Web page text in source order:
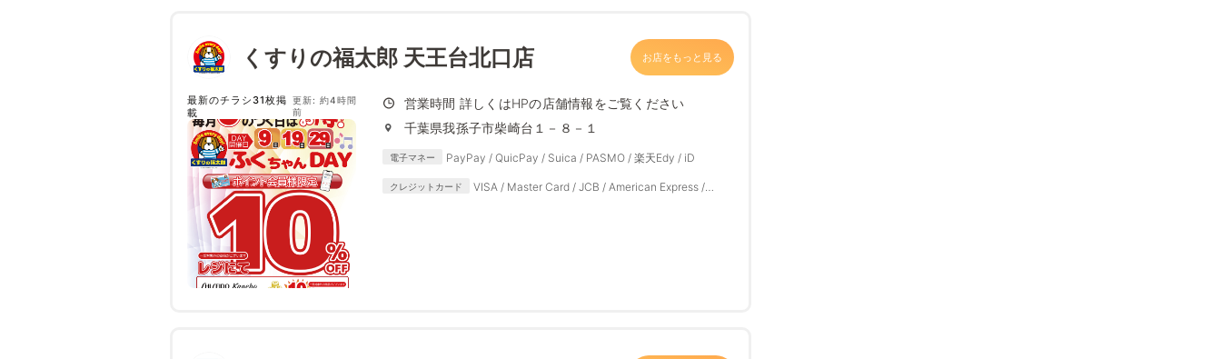
くすりの福太郎 天王台北口店 お店をもっと見る
最新のチラシ31枚掲
載
更新: 約4時間
前
営業時間 詳しくはHPの店舗情報をご覧ください
千葉県我孫子市柴崎台１－８－１
電子マネー PayPay / QuicPay / Suica / PASMO / 楽天Edy / iD
クレジットカード
VISA / Master Card / JCB / American Express /